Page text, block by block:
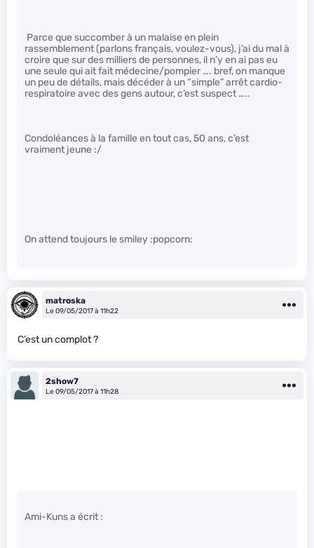
Parce que succomber à un malaise en plein
rassemblement (parlons français, voulez-vous), j’ai du mal à
croire que sur des milliers de personnes, il n’y en ai pas eu
une seule qui ait fait médecine/pompier …. bref, on manque
un peu de détails, mais décéder à un “simple” arrêt cardio-
respiratoire avec des gens autour, c’est suspect …..
Condoléances à la famille en tout cas, 50 ans, c’est
vraiment jeune :/
On attend toujours le smiley :popcorn:
matroska
Le 09/05/2017 à 11h22
C’est un complot ?
2show7
Le 09/05/2017 à 11h28
Ami-Kuns a écrit :